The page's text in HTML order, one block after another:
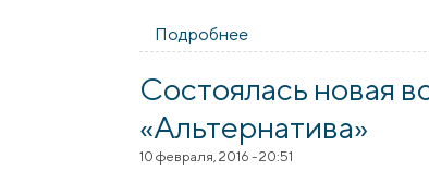
Подробнее
Состоялась новая
«Альтернатива»
10 февраля, 2016 - 20:51